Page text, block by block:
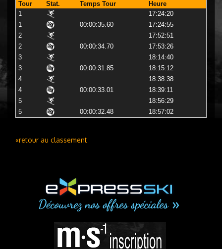
Tour Stat. Temps Tour
Heure
1
17:24:20
1
00:00:35.60
17:24:55
2
17:52:51
2
00:00:34.70
17:53:26
3
18:14:40
3
00:00:31.85
18:15:12
4
18:38:38
4
00:00:33.01
18:39:11
5
18:56:29
5
00:00:32.48 18:57:02
«retour au classement